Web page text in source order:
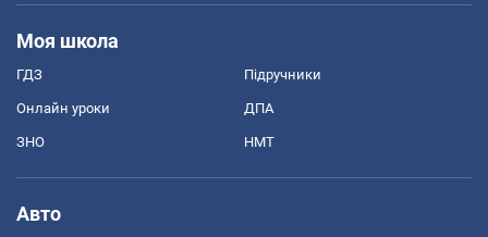
Моя школа
ГДЗ Підручники
Онлайн уроки ДПА
ЗНО НМТ
Авто